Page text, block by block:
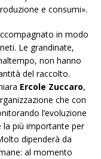
e consumi».
in modo
Le grandinate,
non hanno
del raccolto.
Ercole Zuccaro,
che con
l’evoluzione
la più importante per
dipenderà da
al momento